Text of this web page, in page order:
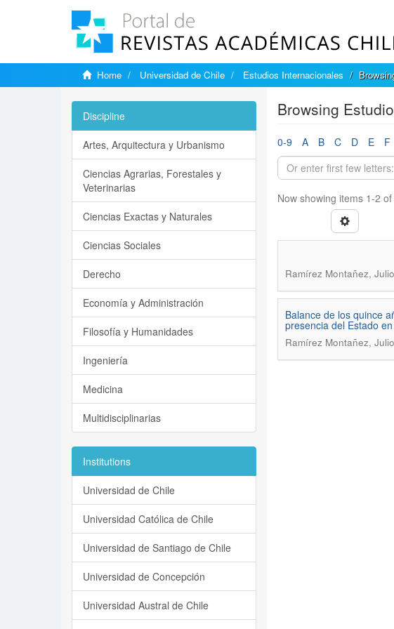
Home Universidad de Chile Estudios Internacionales
Browsing
0-9 A B C D E F
Now showing items 1-2 of
Ramírez Montañez,
Balance de los quince
presencia del Estado
Ramírez Montañez,
Discipline
Artes, Arquitectura y Urbanismo
Ciencias Agrarias, Forestales y
Veterinarias
Ciencias Exactas y Naturales
Ciencias Sociales
Derecho
Economía y Administración
Filosofía y Humanidades
Ingeniería
Medicina
Multidisciplinarias
Institutions
Universidad de Chile
Universidad Católica de Chile
Universidad de Santiago de Chile
Universidad de Concepción
Universidad Austral de Chile